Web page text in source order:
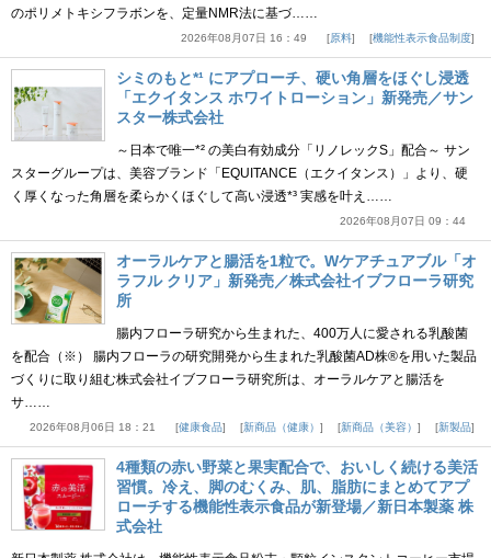
のポリメトキシフラボンを、定量NMR法に基づ……
2026年08月07日 16：49 原料 機能性表示食品制度
シミのもと*¹ にアプローチ、硬い角層をほぐし浸透
「エクイタンス ホワイトローション」新発売／サン
スター株式会社
～日本で唯一*² の美白有効成分「リノレックS」配合～ サン
スターグループは、美容ブランド「EQUITANCE（エクイタンス）」より、硬
く厚くなった角層を柔らかくほぐして高い浸透*³ 実感を叶え……
2026年08月07日 09：44
オーラルケアと腸活を1粒で。Wケアチュアブル「オ
ラフル クリア」新発売／株式会社イブフローラ研究
所
腸内フローラ研究から生まれた、400万人に愛される乳酸菌
を配合（※） 腸内フローラの研究開発から生まれた乳酸菌AD株®を用いた製品
づくりに取り組む株式会社イブフローラ研究所は、オーラルケアと腸活を
サ……
2026年08月06日 18：21 健康食品 新商品（健康） 新商品（美容） 新製品
4種類の赤い野菜と果実配合で、おいしく続ける美活
習慣。冷え、脚のむくみ、肌、脂肪にまとめてアプ
ローチする機能性表示食品が新登場／新日本製薬 株
式会社